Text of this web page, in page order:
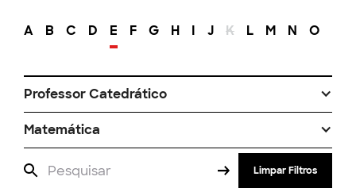
A B C D E F G H I J K L M N O
Professor Catedrático
Matemática
Limpar Filtros